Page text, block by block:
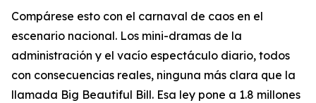
Compárese esto con el carnaval de caos en el
escenario nacional. Los mini-dramas de la
administración y el vacío espectáculo diario, todos
con consecuencias reales, ninguna más clara que la
llamada Big Beautiful Bill. Esa ley pone a 1.8 millones